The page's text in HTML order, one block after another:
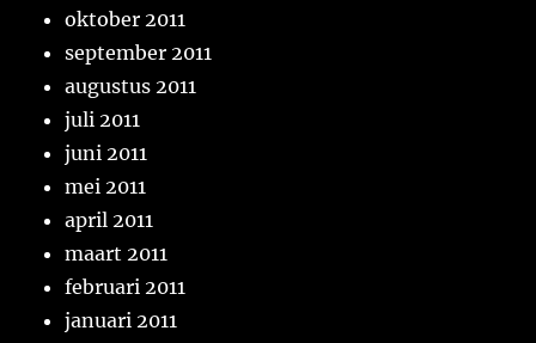
oktober 2011
september 2011
augustus 2011
juli 2011
juni 2011
mei 2011
april 2011
maart 2011
februari 2011
januari 2011